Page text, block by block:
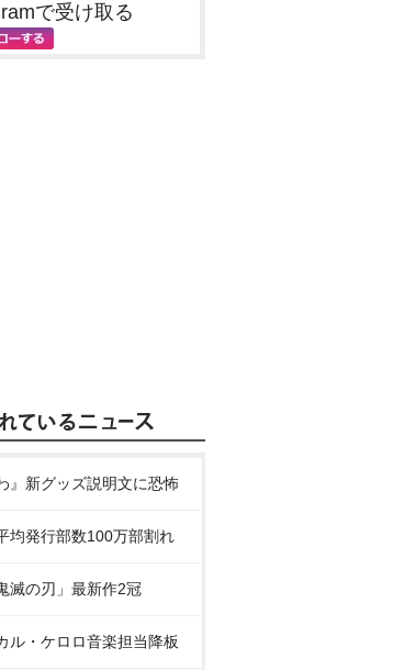
で受け取る
』新グッズ説明文に恐怖
均発行部数100万部割れ
滅の刃」最新作2冠
ル・ケロロ音楽担当降板